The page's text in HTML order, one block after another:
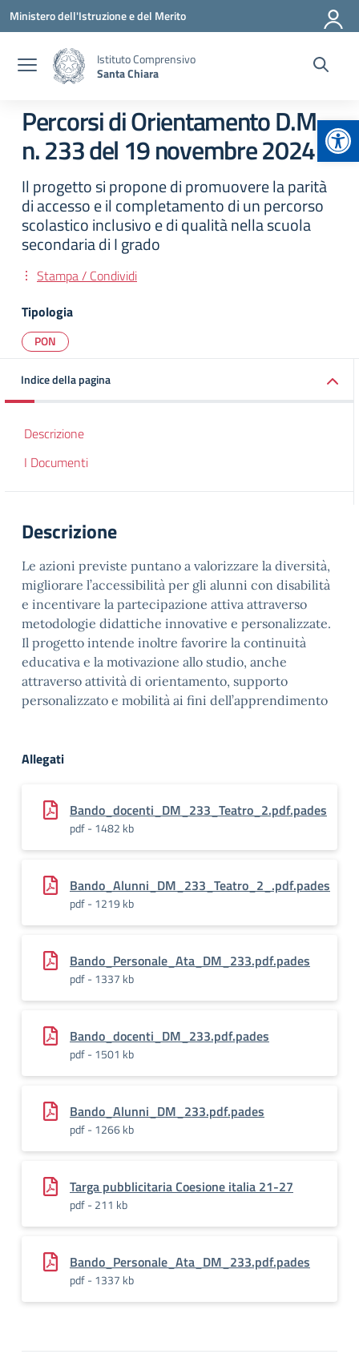
Vai ai contenuti
Vai al menu di navigazione
Vai al footer
Ministero dell'Istruzione e del Merito
Istituto Comprensivo
Santa Chiara
Percorsi di Orientamento D.M.
n. 233 del 19 novembre 2024
Il progetto si propone di promuovere la parità
di accesso e il completamento di un percorso
scolastico inclusivo e di qualità nella scuola
secondaria di I grado
Stampa / Condividi
Tipologia
PON
Indice della pagina
Descrizione
I Documenti
Descrizione
Le azioni previste puntano a valorizzare la diversità,
migliorare l’accessibilità per gli alunni con disabilità
e incentivare la partecipazione attiva attraverso
metodologie didattiche innovative e personalizzate.
Il progetto intende inoltre favorire la continuità
educativa e la motivazione allo studio, anche
attraverso attività di orientamento, supporto
personalizzato e mobilità ai fini dell’apprendimento
Allegati
Bando_docenti_DM_233_Teatro_2.pdf.pades
pdf - 1482 kb
Bando_Alunni_DM_233_Teatro_2_.pdf.pades
pdf - 1219 kb
Bando_Personale_Ata_DM_233.pdf.pades
pdf - 1337 kb
Bando_docenti_DM_233.pdf.pades
pdf - 1501 kb
Bando_Alunni_DM_233.pdf.pades
pdf - 1266 kb
Targa pubblicitaria Coesione italia 21-27
pdf - 211 kb
Bando_Personale_Ata_DM_233.pdf.pades
pdf - 1337 kb